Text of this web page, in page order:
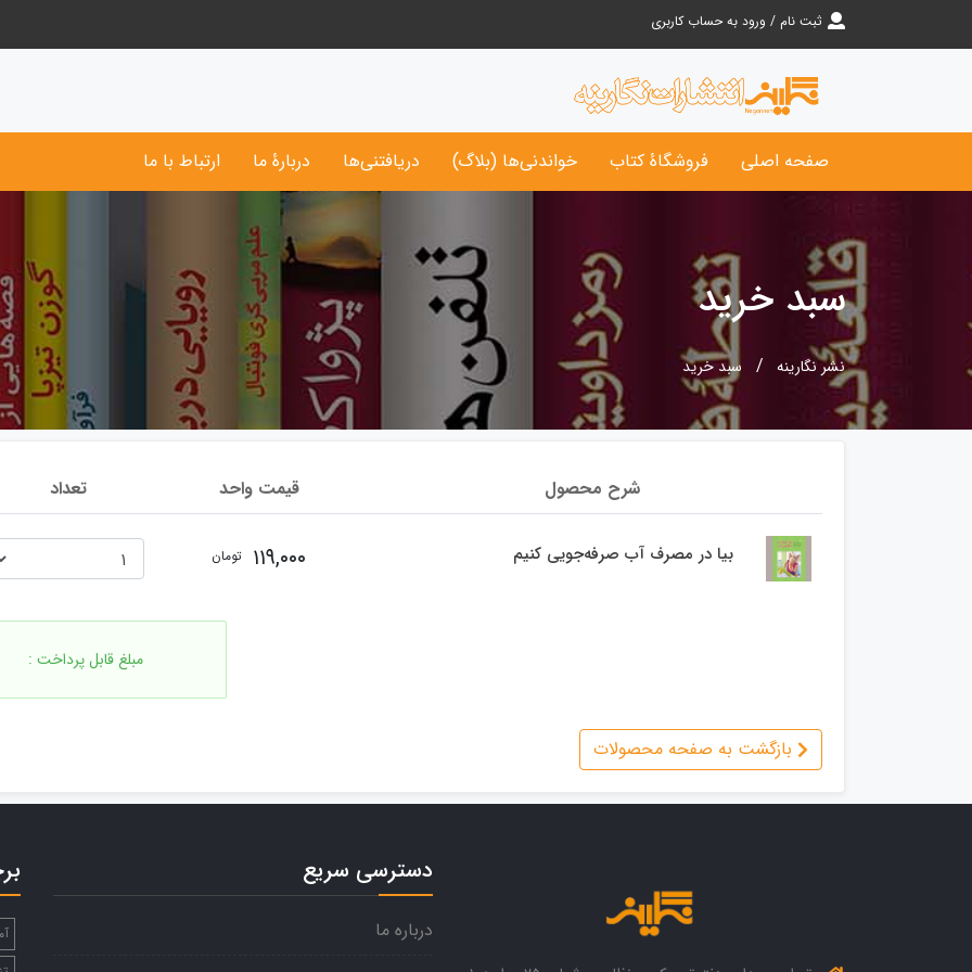
ثبت نام / ورود به حساب کاربری
صفحه اصلی فروشگاۀ کتاب‌ خواندنی‌ها (بلاگ) دریافتنی‌ها دربارۀ ما ارتباط با ما
سبد خرید
نشر نگارینه سبد خرید
شرح محصول قیمت واحد تعداد
بیا در مصرف آب صرفه‌جویی کنیم ۱۱۹,۰۰۰ تومان
مبلغ قابل پرداخت :
بازگشت به صفحه محصولات
دسترسی سریع
درباره ما